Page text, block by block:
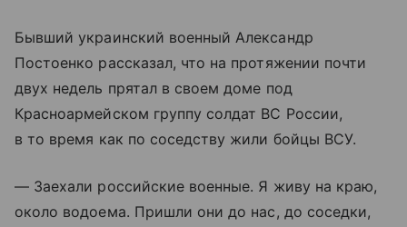
Бывший украинский военный Александр
Постоенко рассказал, что на протяжении почти
двух недель прятал в своем доме под
Красноармейском группу солдат ВС России,
в то время как по соседству жили бойцы ВСУ.
— Заехали российские военные. Я живу на краю,
около водоема. Пришли они до нас, до соседки,